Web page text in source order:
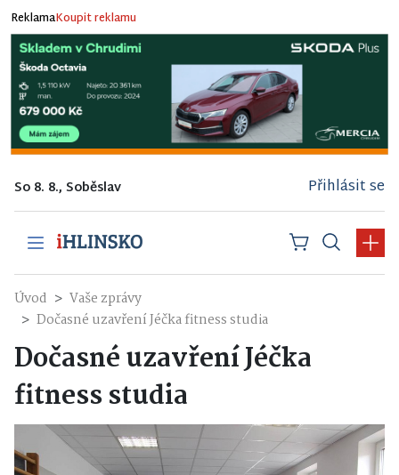
ReklamaKoupit reklamu
So 8. 8., Soběslav Přihlásit se
Úvod
Vaše zprávy
Dočasné uzavření Jéčka fitness studia
Dočasné uzavření Jéčka
fitness studia